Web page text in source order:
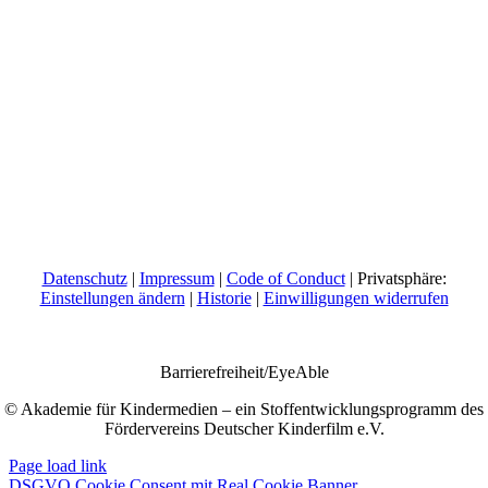
Datenschutz| Impressum| Code of Conduct| Privatsphäre:
Einstellungen ändern | Historie| Einwilligungen widerrufen
Barrierefreiheit/EyeAble
© Akademie für Kindermedien – ein Stoffentwicklungsprogramm des
Fördervereins Deutscher Kinderfilm e.V.
Page load link